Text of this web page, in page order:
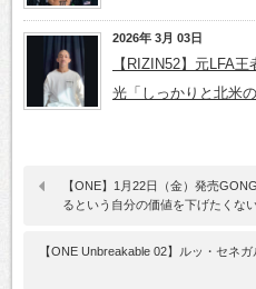
2026年 3月 03日
【RIZIN52】元LFA
光「しっかりと北米
【ONE】1月22日（金）発売
るという自分の価値を下げたくない
【ONE Unbreakable 02】ルッ・セネ